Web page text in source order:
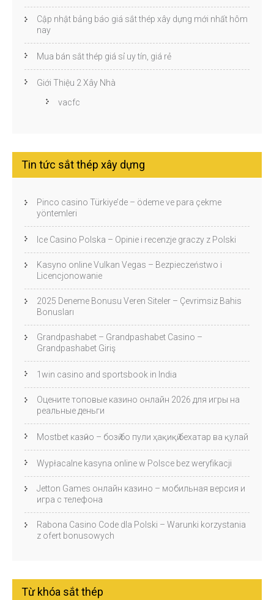
Cập nhật bảng báo giá sắt thép xây dựng mới nhất hôm
nay
Mua bán sắt thép giá sỉ uy tín, giá rẻ
Giới Thiệu 2 Xây Nhà
vacfc
Tin tức sắt thép xây dựng
Pinco casino Türkiye’de – ödeme ve para çekme
yöntemleri
Ice Casino Polska – Opinie i recenzje graczy z Polski
Kasyno online Vulkan Vegas – Bezpieczeństwo i
Licencjonowanie
2025 Deneme Bonusu Veren Siteler – Çevrimsiz Bahis
Bonusları
Grandpashabet – Grandpashabet Casino –
Grandpashabet Giriş
1win casino and sportsbook in India
Оцените топовые казино онлайн 2026 для игры на
реальные деньги
Mostbet казӣно – бозӣ бо пули ҳақиқӣ бехатар ва қулай
Wypłacalne kasyna online w Polsce bez weryfikacji
Jetton Games онлайн казино – мобильная версия и
игра с телефона
Rabona Casino Code dla Polski – Warunki korzystania
z ofert bonusowych
Từ khóa sắt thép